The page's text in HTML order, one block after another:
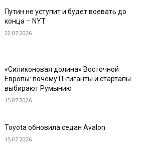
Путин не уступит и будет воевать до
конца – NYT
22.07.2026
«Силиконовая долина» Восточной
Европы: почему IT-гиганты и стартапы
выбирают Румынию
15.07.2026
Toyota обновила седан Avalon
15.07.2026